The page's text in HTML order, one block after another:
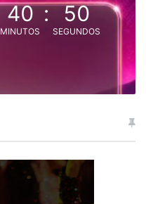
40
MINUTOS
: 50
SEGUNDOS